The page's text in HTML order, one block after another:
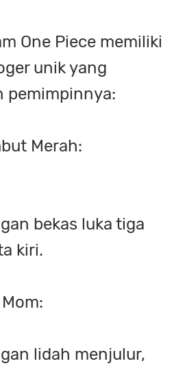
One Piece memiliki
unik yang
pemimpinnya:
Merah:
bekas luka tiga
kiri.
lidah menjulur,